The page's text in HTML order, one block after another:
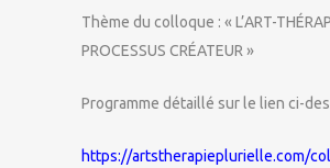
Thème du colloque : « L’ART-
PROCESSUS CRÉATEUR »
Programme détaillé sur le lien ci-
https://artstherapieplurielle.com/